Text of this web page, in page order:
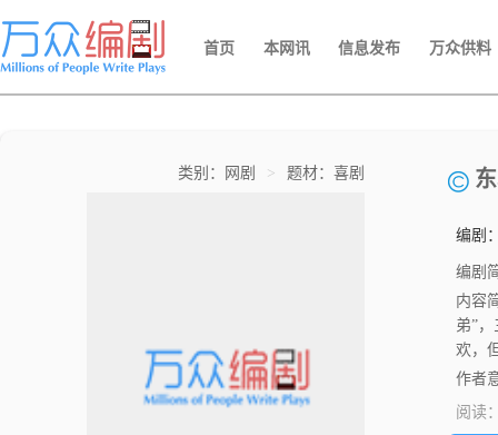
首页 本网讯 信息发布 万众供料
类别：网剧 > 题材：喜剧
编剧
编剧
内容
弟”
欢，
作者
阅读